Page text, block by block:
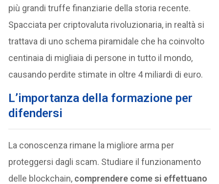
più grandi truffe finanziarie della storia recente.
Spacciata per criptovaluta rivoluzionaria, in realtà si
trattava di uno schema piramidale che ha coinvolto
centinaia di migliaia di persone in tutto il mondo,
causando perdite stimate in oltre 4 miliardi di euro.
L’importanza della formazione per
difendersi
La conoscenza rimane la migliore arma per
proteggersi dagli scam. Studiare il funzionamento
delle blockchain, comprendere come si effettuano